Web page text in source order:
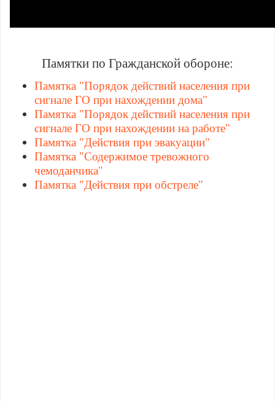
Памятки по Гражданской обороне:
Памятка "Порядок действий населения при
сигнале ГО при нахождении дома"
Памятка "Порядок действий населения при
сигнале ГО при нахождении на работе"
Памятка "Действия при эвакуации"
Памятка "Содержимое тревожного
чемоданчика"
Памятка "Действия при обстреле"